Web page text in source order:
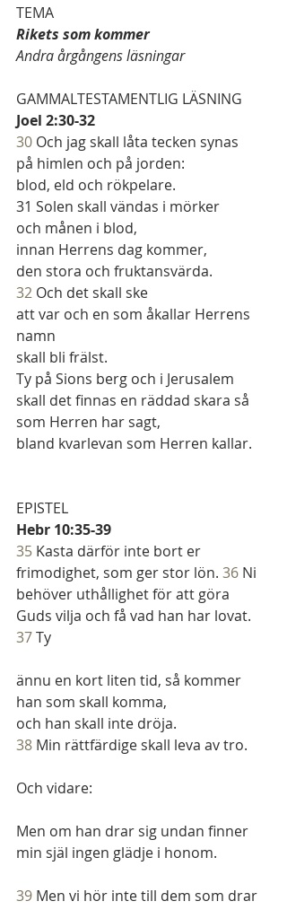
TEMA
Rikets som kommer
Andra årgångens läsningar
GAMMALTESTAMENTLIG LÄSNING
Joel 2:30-32
30 Och jag skall låta tecken synas
på himlen och på jorden:
blod, eld och rökpelare.
31 Solen skall vändas i mörker
och månen i blod,
innan Herrens dag kommer,
den stora och fruktansvärda.
32 Och det skall ske
att var och en som åkallar Herrens
namn
skall bli frälst.
Ty på Sions berg och i Jerusalem
skall det finnas en räddad skara så
som Herren har sagt,
bland kvarlevan som Herren kallar.
EPISTEL
Hebr 10:35-39
35 Kasta därför inte bort er
frimodighet, som ger stor lön. 36 Ni
behöver uthållighet för att göra
Guds vilja och få vad han har lovat.
37 Ty
ännu en kort liten tid, så kommer
han som skall komma,
och han skall inte dröja.
38 Min rättfärdige skall leva av tro.
Och vidare:
Men om han drar sig undan finner
min själ ingen glädje i honom.
39 Men vi hör inte till dem som drar